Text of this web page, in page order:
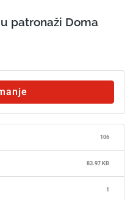
patronaži Doma
106
83.97 KB
1